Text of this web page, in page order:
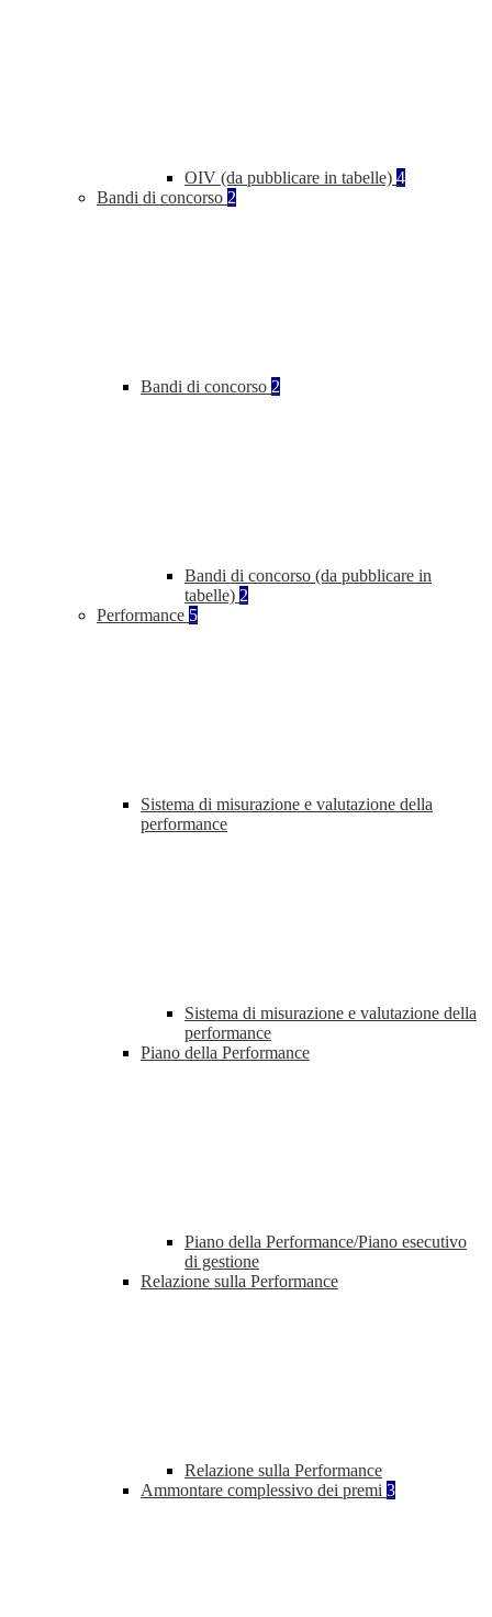
OIV (da pubblicare in tabelle) 4
Bandi di concorso 2
Bandi di concorso 2
Bandi di concorso (da pubblicare in
tabelle) 2
Performance 5
Sistema di misurazione e valutazione della
performance
Sistema di misurazione e valutazione della
performance
Piano della Performance
Piano della Performance/Piano esecutivo
di gestione
Relazione sulla Performance
Relazione sulla Performance
Ammontare complessivo dei premi 3